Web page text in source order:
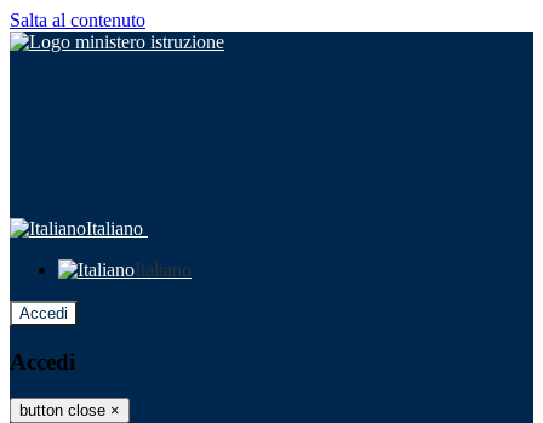
Salta al contenuto
Italiano
Italiano
Accedi
Accedi
button close ×